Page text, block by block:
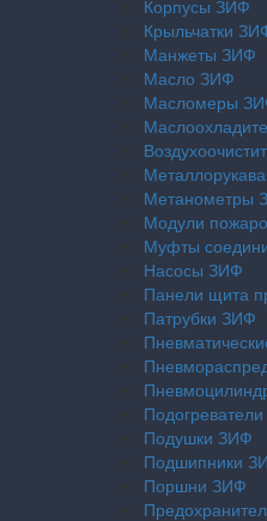
Корпусы ЗИФ
Крыльчатки
Манжеты ЗИФ
Масло ЗИФ
Масломеры
Метанометры
Модули
Муфты
Насосы ЗИФ
Панели щита
Патрубки ЗИФ
Подушки ЗИФ
Подшипники
Поршни ЗИФ